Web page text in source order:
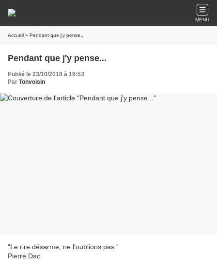
MENU
Accueil » Pendant que j'y pense...
Pendant que j'y pense...
Publié le 23/10/2018 à 19:53
Par Tonvoisin
“Le rire désarme, ne l’oublions pas.”
Pierre Dac